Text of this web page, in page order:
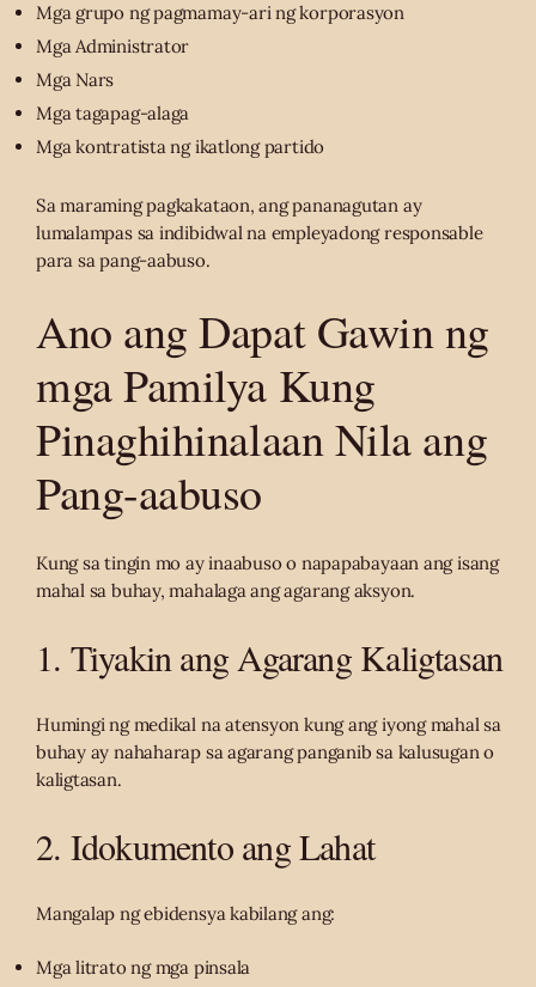
Mga grupo ng pagmamay-ari ng korporasyon
Mga Administrator
Mga Nars
Mga tagapag-alaga
Mga kontratista ng ikatlong partido
Sa maraming pagkakataon, ang pananagutan ay
lumalampas sa indibidwal na empleyadong responsable
para sa pang-aabuso.
Ano ang Dapat Gawin ng
mga Pamilya Kung
Pinaghihinalaan Nila ang
Pang-aabuso
Kung sa tingin mo ay inaabuso o napapabayaan ang isang
mahal sa buhay, mahalaga ang agarang aksyon.
1. Tiyakin ang Agarang Kaligtasan
Humingi ng medikal na atensyon kung ang iyong mahal sa
buhay ay nahaharap sa agarang panganib sa kalusugan o
kaligtasan.
2. Idokumento ang Lahat
Mangalap ng ebidensya kabilang ang:
Mga litrato ng mga pinsala